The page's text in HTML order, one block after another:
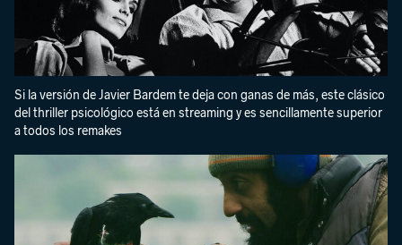
Si la versión de Javier Bardem te deja con ganas de más, este clásico
del thriller psicológico está en streaming y es sencillamente superior
a todos los remakes